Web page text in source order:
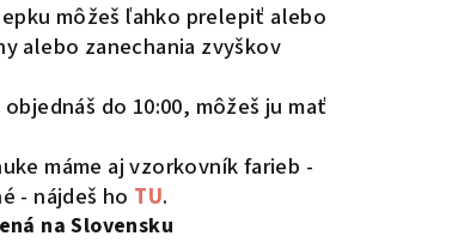
môžeš ľahko prelepiť alebo
alebo zanechania zvyškov
do 10:00, môžeš ju mať
máme aj vzorkovník farieb -
- nájdeš ho TU.
na Slovensku